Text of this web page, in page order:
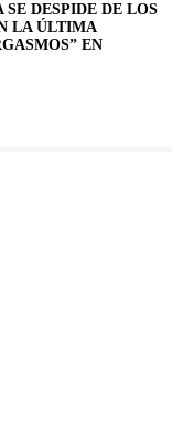
SE DESPIDE DE LOS
LA ÚLTIMA
EN